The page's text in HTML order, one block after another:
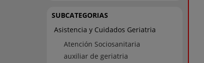
SUBCATEGORIAS
Asistencia y Cuidados Geriatria
Atención Sociosanitaria
auxiliar de geriatria